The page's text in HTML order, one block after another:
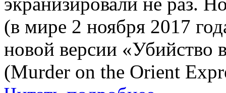
(в мире 2 ноября 2017
новой версии «Убийство
(Murder on the Orient